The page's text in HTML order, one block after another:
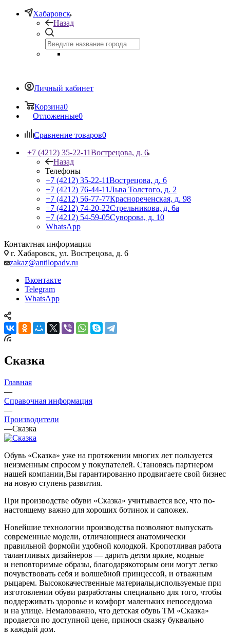
Хабаровск
Назад
Личный кабинет
Корзина0
Отложенные0
Сравнение товаров0
+7 (4212) 35-22-11Вострецова, д. 6
Назад
Телефоны
+7 (4212) 35-22-11Вострецова, д. 6
+7 (4212) 76-44-11Льва Толстого, д. 2
+7 (4212) 56-77-77Краснореченская, д. 98
+7 (4212) 74-20-22Стрельникова, д. 6а
+7 (4212) 54-59-05Суворова, д. 10
WhatsApp
Контактная информация
г. Хабаровск, ул. Вострецова, д. 6
zakaz@antilopadv.ru
Вконтакте
Telegram
WhatsApp
Сказка
Главная
—
Справочная информация
—
Производители
—Сказка
Обувь «Сказка» уже на протяжении многих лет пользуется
неизменным спросом у покупателей. Становясь партнером
нашей компании,Вы гарантированно продвигаете свой бизнес
на новую ступень развития.
При производстве обуви «Сказка» учитывается все, что по-
настоящему важно для хороших ботинок и сапожек.
Новейшие технологии производства позволяют выпускать
современные модели, отличающиеся анатомически
правильной формойи удобной колодкой. Кропотливая работа
талантливых дизайнеров — дарить детям яркие, модные
и неповторимые образы, благодарякоторым они могут легко
почувствовать себя и волшебной принцессой, и отважным
рыцарем. Высококачественные материалы,используемые при
изготовлении обуви разработаны специально для того, чтобы
поддерживать здоровье и комфорт маленьких непоседдома
и на улице. Немаловажно, что детская обувь ТМ «Сказка»
продается по доступной цене, принося сказку буквально
в каждый дом.